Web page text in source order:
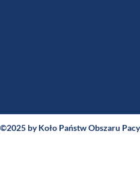
©2025 by Koło Państw Obszaru